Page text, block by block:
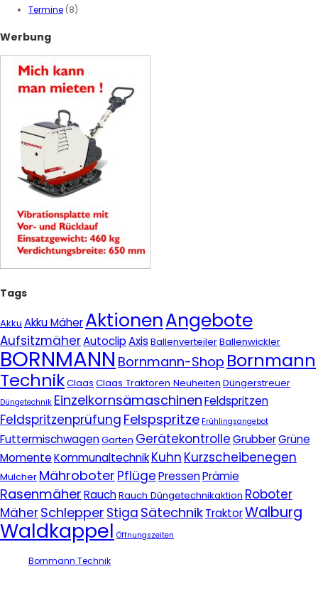
Termine (8)
Werbung
Tags
Akku Akku MäherAktionenAngebote
AufsitzmäherAutoclipAxis BallenverteilerBallenwickler
BORNMANN Bornmann-Shop Bornmann
TechnikClaas Claas Traktoren Neuheiten Düngerstreuer
Düngetechnik EinzelkornsämaschinenFeldspritzen
Feldspritzenprüfung Felspspritze Frühlingsangebot
FuttermischwagenGarten GerätekontrolleGrubberGrüne
MomenteKommunaltechnikKuhn Kurzscheibenegen
Mulcher Mähroboter PflügePressenPrämie
RasenmäherRauchRauch Düngetechnikaktion Roboter
MäherSchlepper Stiga SätechnikTraktorWalburg
Waldkappel Öffnungszeiten
Bornmann Technik